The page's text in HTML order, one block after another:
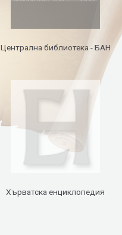
Централна библиотека - БАН
Хърватска енциклопедия